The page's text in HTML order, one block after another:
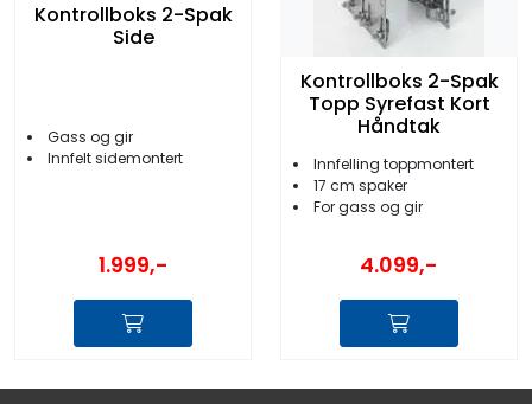
Kontrollboks 2-Spak
Side
Gass og gir
Innfelt sidemontert
1.999,-
Kontrollboks 2-Spak
Topp Syrefast Kort
Håndtak
Innfelling toppmontert
17 cm spaker
For gass og gir
4.099,-